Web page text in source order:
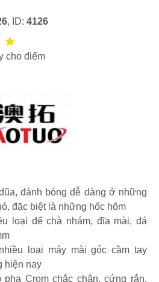
, ID: 4126
cho điểm
đặc biệt là những hốc hõm
hiện nay